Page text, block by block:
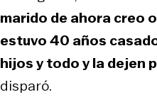
marido de ahora creo
estuvo 40 años
hijos y todo y la dejen
disparó.